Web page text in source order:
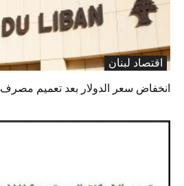
اقتصاد لبنان
انخفاض سعر الدولار بعد تعميم